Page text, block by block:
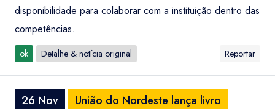
disponibilidade para colaborar com a instituição dentro das
competências.
ok Detalhe & notícia original Reportar
26 Nov
União do Nordeste lança livro